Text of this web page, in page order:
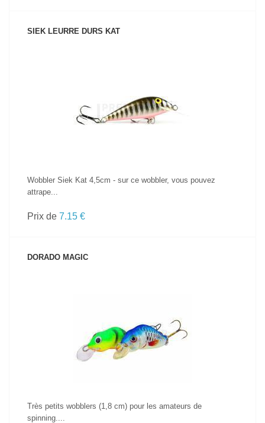
SIEK LEURRE DURS KAT
Wobbler Siek Kat 4,5cm - sur ce wobbler, vous pouvez
attrape...
Prix de 7.15 €
DORADO MAGIC
Très petits wobblers (1,8 cm) pour les amateurs de
spinning....